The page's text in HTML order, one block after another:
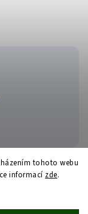
tohoto webu
informací zde.
vyhrazena.